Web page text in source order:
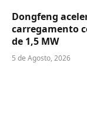
Dongfeng
carregamento
de 1,5 MW
5 de Agosto, 2026